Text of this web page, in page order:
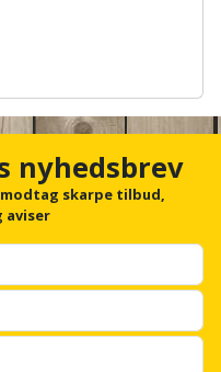
nyhedsbrev
skarpe tilbud,
aviser